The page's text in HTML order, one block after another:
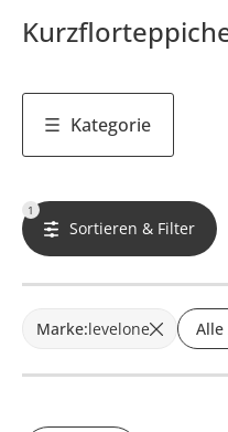
Kategorie
1
Sortieren & Filter
Marke:levelone Alle